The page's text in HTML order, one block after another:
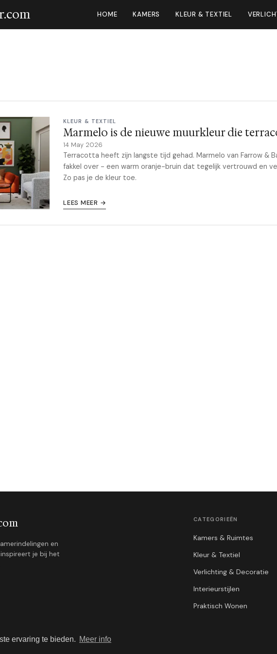
ervaring te bieden. Meer info
HOME KAMERS KLEUR & TEXTIEL
KLEUR & TEXTIEL
Marmelo is de nieuwe muurkleur die
14 May 2026
Terracotta heeft zijn langste tijd gehad. Marmelo van Farrow &
fakkel over - een warm oranje-bruin dat tegelijk vertrouwd en
Zo pas je de kleur toe.
LEES MEER →
en
je bij het
CATEGORIEËN
Kamers & Ruimtes
Kleur & Textiel
Verlichting & Decoratie
Interieurstijlen
Praktisch Wonen